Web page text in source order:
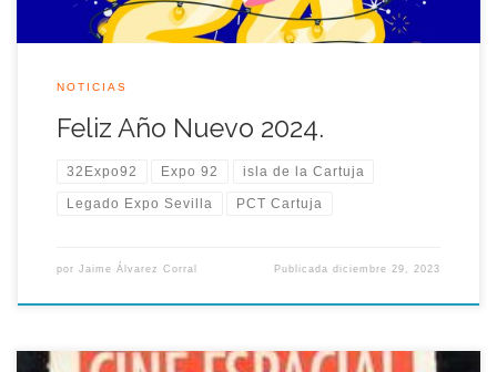
NOTICIAS
Feliz Año Nuevo 2024.
32Expo92 Expo 92 isla de la Cartuja
Legado Expo Sevilla PCT Cartuja
por Jaime Álvarez Corral Publicadadiciembre 29, 2023